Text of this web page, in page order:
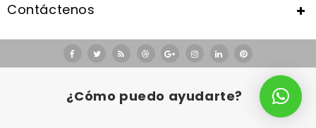
Contáctenos
¿Cómo puedo ayudarte?
Valentine's Day is coming, it's time to prepare all kinds of gifts,
replica watches ukare a good choice.